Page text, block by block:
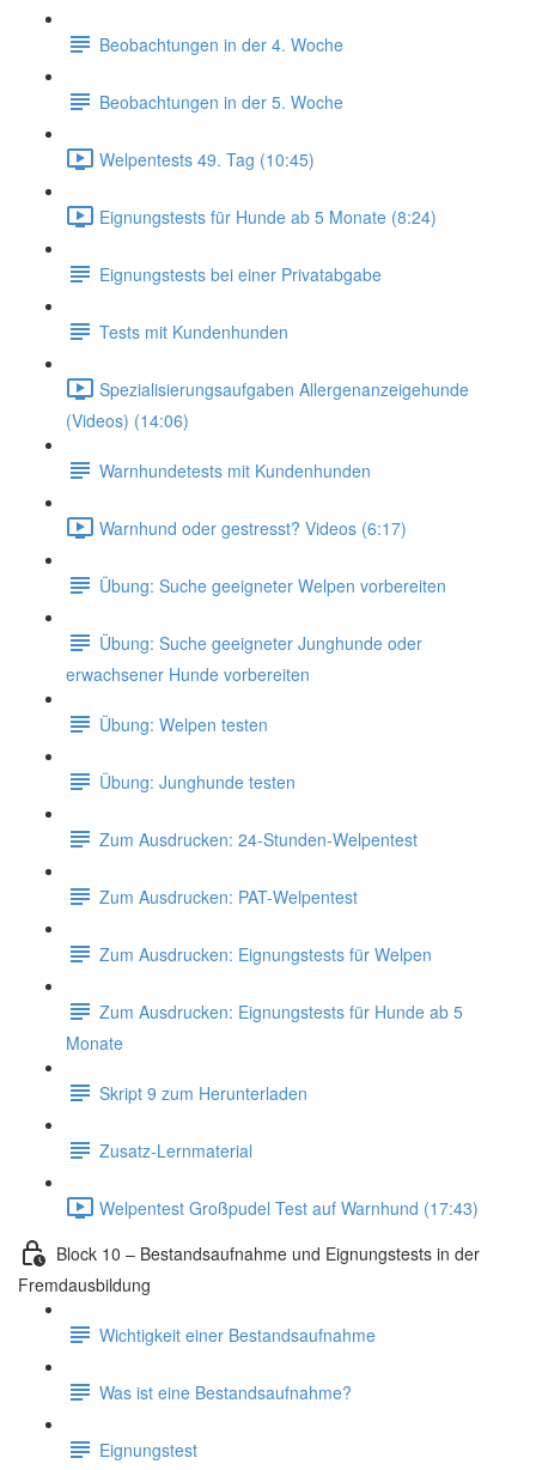
Beobachtungen in der 4. Woche
Beobachtungen in der 5. Woche
Welpentests 49. Tag (10:45)
Eignungstests für Hunde ab 5 Monate (8:24)
Eignungstests bei einer Privatabgabe
Tests mit Kundenhunden
Spezialisierungsaufgaben Allergenanzeigehunde
(Videos) (14:06)
Warnhundetests mit Kundenhunden
Warnhund oder gestresst? Videos (6:17)
Übung: Suche geeigneter Welpen vorbereiten
Übung: Suche geeigneter Junghunde oder
erwachsener Hunde vorbereiten
Übung: Welpen testen
Übung: Junghunde testen
Zum Ausdrucken: 24-Stunden-Welpentest
Zum Ausdrucken: PAT-Welpentest
Zum Ausdrucken: Eignungstests für Welpen
Zum Ausdrucken: Eignungstests für Hunde ab 5
Monate
Skript 9 zum Herunterladen
Zusatz-Lernmaterial
Welpentest Großpudel Test auf Warnhund (17:43)
Block 10 – Bestandsaufnahme und Eignungstests in der
Fremdausbildung
Wichtigkeit einer Bestandsaufnahme
Was ist eine Bestandsaufnahme?
Eignungstest